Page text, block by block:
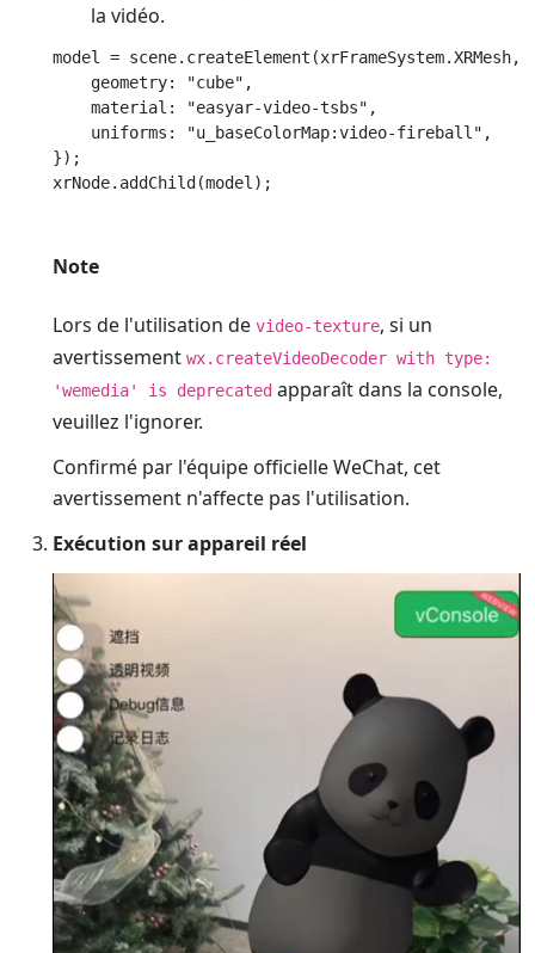
la vidéo.
model = scene.createElement(xrFrameSystem.XRMesh,
    geometry: "cube",
    material: "easyar-video-tsbs",
    uniforms: "u_baseColorMap:video-fireball",
});
Note
Lors de l'utilisation de video-texture, si un
avertissement wx.createVideoDecoder with type:
'wemedia' is deprecated apparaît dans la console,
veuillez l'ignorer.
Confirmé par l'équipe officielle WeChat, cet
avertissement n'affecte pas l'utilisation.
Exécution sur appareil réel